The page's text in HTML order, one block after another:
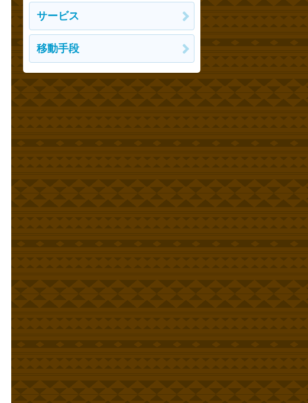
サービス
移動手段